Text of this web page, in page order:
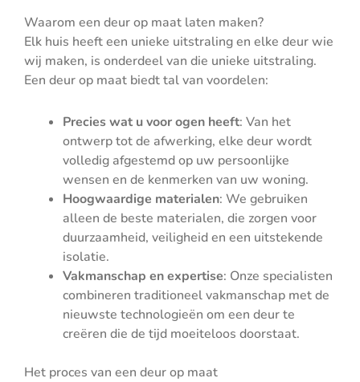
Waarom een deur op maat laten maken?
Elk huis heeft een unieke uitstraling en elke deur wie
wij maken, is onderdeel van die unieke uitstraling.
Een deur op maat biedt tal van voordelen:
Precies wat u voor ogen heeft: Van het
ontwerp tot de afwerking, elke deur wordt
volledig afgestemd op uw persoonlijke
wensen en de kenmerken van uw woning.
Hoogwaardige materialen: We gebruiken
alleen de beste materialen, die zorgen voor
duurzaamheid, veiligheid en een uitstekende
isolatie.
Vakmanschap en expertise: Onze specialisten
combineren traditioneel vakmanschap met de
nieuwste technologieën om een deur te
creëren die de tijd moeiteloos doorstaat.
Het proces van een deur op maat